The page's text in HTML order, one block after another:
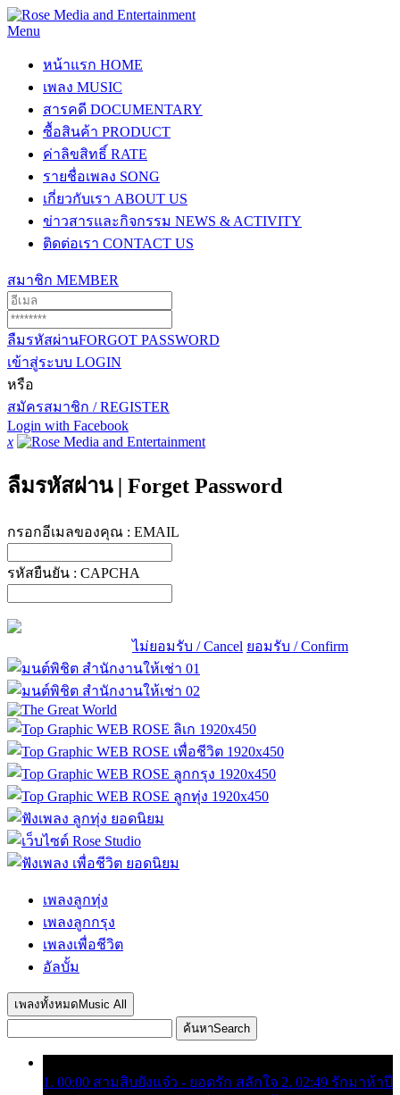
Menu
หน้าแรก HOME
เพลง MUSIC
สารคดี DOCUMENTARY
ซื้อสินค้า PRODUCT
ค่าลิขสิทธิ์ RATE
รายชื่อเพลง SONG
เกี่ยวกับเรา ABOUT US
ข่าวสารและกิจกรรม NEWS & ACTIVITY
ติดต่อเรา CONTACT US
สมาชิก MEMBER
ลืมรหัสผ่านFORGOT PASSWORD
เข้าสู่ระบบ LOGIN
หรือ
สมัครสมาชิก / REGISTER
Login with Facebook
x
ลืมรหัสผ่าน | Forget Password
กรอกอีเมลของคุณ : EMAIL
รหัสยืนยัน : CAPCHA
ไม่ยอมรับ / Cancel ยอมรับ / Confirm
เพลงลูกทุ่ง
เพลงลูกกรุง
เพลงเพื่อชีวิต
อัลบั้ม
เพลงทั้งหมด Music All
ค้นหาSearch
1. 00:00 สามสิบยังแจ๋ว - ยอดรัก สลักใจ 2. 02:49 รักมาห้าปี